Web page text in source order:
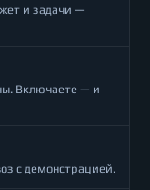
и задачи —
Включаете — и
с демонстрацией.